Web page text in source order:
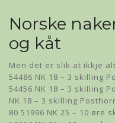
Norske
og kåt
Men det er slik at ikkje
54486 NK 18 – 3 skilling
54456 NK 18 – 3 skilling
NK 18 – 3 skilling
80 51996 NK 25 – 10 øre